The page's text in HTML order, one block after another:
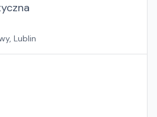
Lublin